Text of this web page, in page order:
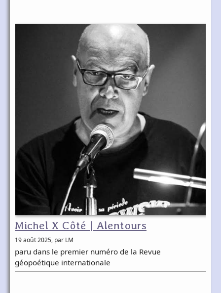
Michel X Côté | Alentours
19 août 2025, par LM
paru dans le premier numéro de la Revue
géopoétique internationale